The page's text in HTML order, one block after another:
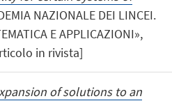
NAZIONALE DEI LINCEI.
E APPLICAZIONI»,
in rivista]
of solutions to an